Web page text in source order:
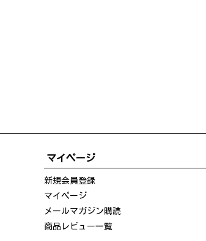
マイページ
新規会員登録
マイページ
メールマガジン購読
商品レビュー一覧